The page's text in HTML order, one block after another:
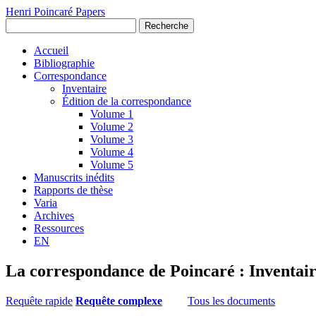
Henri Poincaré Papers
Recherche
Accueil
Bibliographie
Correspondance
Inventaire
Édition de la correspondance
Volume 1
Volume 2
Volume 3
Volume 4
Volume 5
Manuscrits inédits
Rapports de thèse
Varia
Archives
Ressources
EN
La correspondance de Poincaré :
Requête rapide Requête complexe Tous les documents